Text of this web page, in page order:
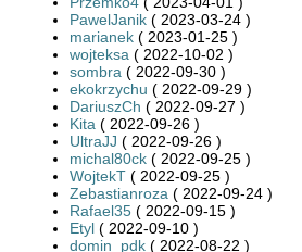
PawelJanik ( 2023-03-24 )
marianek ( 2023-01-25 )
wojteksa ( 2022-10-02 )
sombra ( 2022-09-30 )
ekokrzychu ( 2022-09-29 )
DariuszCh ( 2022-09-27 )
Kita ( 2022-09-26 )
UltraJJ ( 2022-09-26 )
michal80ck ( 2022-09-25 )
WojtekT ( 2022-09-25 )
Zebastianroza ( 2022-09-24 )
Rafael35 ( 2022-09-15 )
Etyl ( 2022-09-10 )
domin_pdk ( 2022-08-22 )